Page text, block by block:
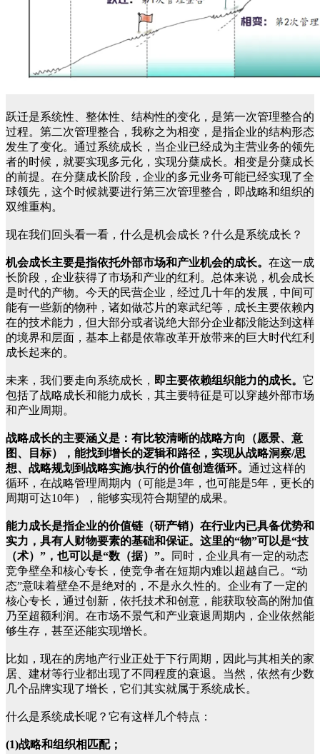
跃迁是系统性、整体性、结构性的变化，是第一次管理整合的
过程。第二次管理整合，我称之为相变，是指企业的结构形态
发生了变化。通过系统成长，当企业已经成为主营业务的领先
者的时候，就要实现多元化，实现分蘖成长。相变是分蘖成长
的前提。在分蘖成长阶段，企业的多元业务可能已经实现了全
球领先，这个时候就要进行第三次管理整合，即战略和组织的
双维重构。
现在我们回头看一看，什么是机会成长？什么是系统成长？
机会成长主要是指依托外部市场和产业机会的成长。 在这一成
长阶段，企业获得了市场和产业的红利。总体来说，机会成长
是时代的产物。今天的民营企业，经过几十年的发展，中间可
能有一些新的物种，诸如做芯片的寒武纪等，成长主要依赖内
在的技术能力，但大部分或者说绝大部分企业都没能达到这样
的境界和层面，基本上都是依靠改革开放带来的巨大时代红利
成长起来的。
未来，我们要走向系统成长， 即主要依赖组织能力的成长。 它
包括了战略成长和能力成长，其主要特征是可以穿越外部市场
和产业周期。
战略成长的主要涵义是：有比较清晰的战略方向（愿景、意
图、目标），能找到增长的逻辑和路径，实现从战略洞察/思
想、战略规划到战略实施/执行的价值创造循环。 通过这样的
循环，在战略管理周期内（可能是3年，也可能是5年，更长的
周期可达10年），能够实现符合期望的成果。
能力成长是指企业的价值链（研产销）在行业内已具备优势和
实力，具有人财物要素的基础和保证。这里的“物”可以是“技
（术）”，也可以是“数（据）”。
同时，企业具有一定的动态
竞争壁垒和核心专长，使竞争者在短期内难以超越自己。“动
态”意味着壁垒不是绝对的，不是永久性的。企业有了一定的
核心专长，通过创新，依托技术和创意，能获取较高的附加值
乃至超额利润。在市场不景气和产业衰退周期内，企业依然能
够生存，甚至还能实现增长。
比如，现在的房地产行业正处于下行周期，因此与其相关的家
居、建材等行业都出现了不同程度的衰退。当然，依然有少数
几个品牌实现了增长，它们其实就属于系统成长。
什么是系统成长呢？它有这样几个特点：
(1)战略和组织相匹配；